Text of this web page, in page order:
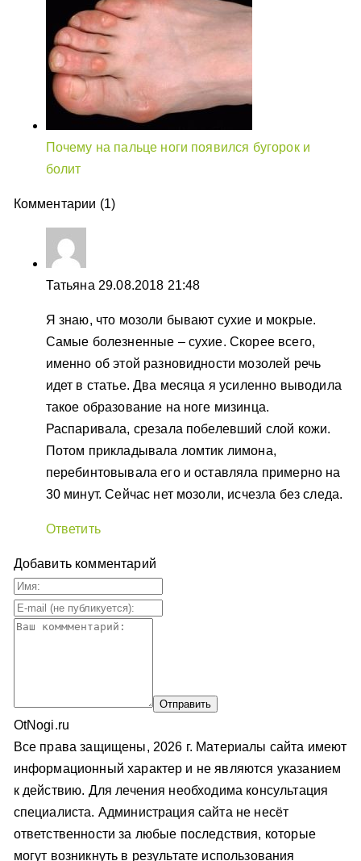
Почему на пальце ноги появился бугорок и
болит
Комментарии (1)
Татьяна 29.08.2018 21:48
Я знаю, что мозоли бывают сухие и мокрые.
Самые болезненные – сухие. Скорее всего,
именно об этой разновидности мозолей речь
идет в статье. Два месяца я усиленно выводила
такое образование на ноге мизинца.
Распаривала, срезала побелевший слой кожи.
Потом прикладывала ломтик лимона,
перебинтовывала его и оставляла примерно на
30 минут. Сейчас нет мозоли, исчезла без следа.
Ответить
Добавить комментарий
OtNogi.ru
Все права защищены, 2026 г. Материалы сайта имеют
информационный характер и не являются указанием
к действию. Для лечения необходима консультация
специалиста. Администрация сайта не несёт
ответственности за любые последствия, которые
могут возникнуть в результате использования